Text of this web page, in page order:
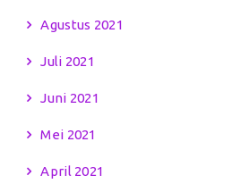
Agustus 2021
Juli 2021
Juni 2021
Mei 2021
April 2021